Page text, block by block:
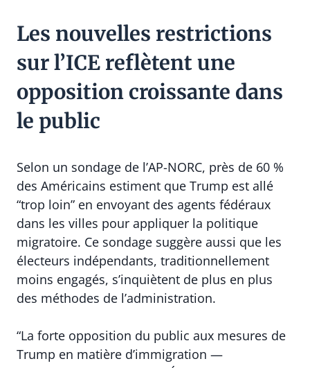
Les nouvelles restrictions
sur l’ICE reflètent une
opposition croissante dans
le public
Selon un sondage de l’AP-NORC, près de 60 %
des Américains estiment que Trump est allé
“trop loin” en envoyant des agents fédéraux
dans les villes pour appliquer la politique
migratoire. Ce sondage suggère aussi que les
électeurs indépendants, traditionnellement
moins engagés, s’inquiètent de plus en plus
des méthodes de l’administration.
“La forte opposition du public aux mesures de
Trump en matière d’immigration —